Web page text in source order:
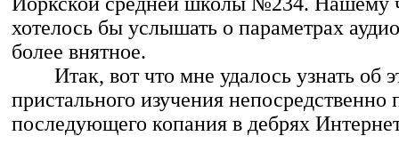
хотелось бы услышать о параметрах
более внятное.
Итак, вот что мне удалось узнать об
пристального изучения непосредственно
последующего копания в дебрях